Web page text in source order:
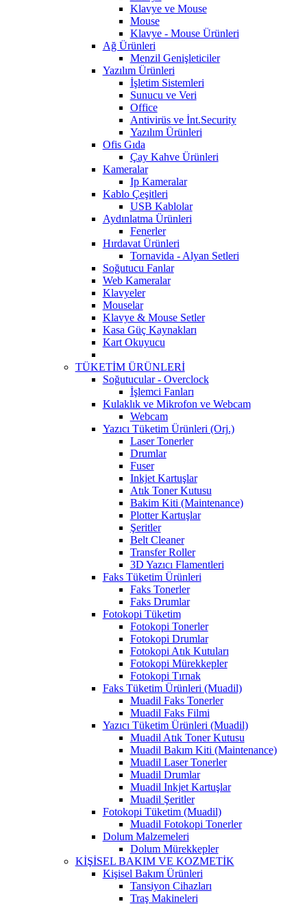
Klavye ve Mouse
Mouse
Klavye - Mouse Ürünleri
Ağ Ürünleri
Menzil Genişleticiler
Yazılım Ürünleri
İşletim Sistemleri
Sunucu ve Veri
Office
Antivirüs ve İnt.Security
Yazılım Ürünleri
Ofis Gıda
Çay Kahve Ürünleri
Kameralar
Ip Kameralar
Kablo Çeşitleri
USB Kablolar
Aydınlatma Ürünleri
Fenerler
Hırdavat Ürünleri
Tornavida - Alyan Setleri
Soğutucu Fanlar
Web Kameralar
Klavyeler
Mouselar
Klavye & Mouse Setler
Kasa Güç Kaynakları
Kart Okuyucu
TÜKETİM ÜRÜNLERİ
Soğutucular - Overclock
İşlemci Fanları
Kulaklık ve Mikrofon ve Webcam
Webcam
Yazıcı Tüketim Ürünleri (Orj.)
Laser Tonerler
Drumlar
Fuser
Inkjet Kartuşlar
Atık Toner Kutusu
Bakim Kiti (Maintenance)
Plotter Kartuşlar
Şeritler
Belt Cleaner
Transfer Roller
3D Yazıcı Flamentleri
Faks Tüketim Ürünleri
Faks Tonerler
Faks Drumlar
Fotokopi Tüketim
Fotokopi Tonerler
Fotokopi Drumlar
Fotokopi Atık Kutuları
Fotokopi Mürekkepler
Fotokopi Tırnak
Faks Tüketim Ürünleri (Muadil)
Muadil Faks Tonerler
Muadil Faks Filmi
Yazıcı Tüketim Ürünleri (Muadil)
Muadil Atık Toner Kutusu
Muadil Bakım Kiti (Maintenance)
Muadil Laser Tonerler
Muadil Drumlar
Muadil Inkjet Kartuşlar
Muadil Şeritler
Fotokopi Tüketim (Muadil)
Muadil Fotokopi Tonerler
Dolum Malzemeleri
Dolum Mürekkepler
KİŞİSEL BAKIM VE KOZMETİK
Kişisel Bakım Ürünleri
Tansiyon Cihazları
Traş Makineleri